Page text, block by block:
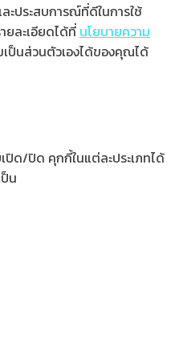
ะประสบการณ์ที่ดีในการใช้
ละเอียดได้ที่ นโยบายความ
เป็นส่วนตัวเองได้ของคุณได้
ด/ปิด คุกกี้ในแต่ละประเภทได้
น